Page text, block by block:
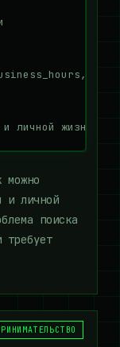
можно
и личной
поиска
требует